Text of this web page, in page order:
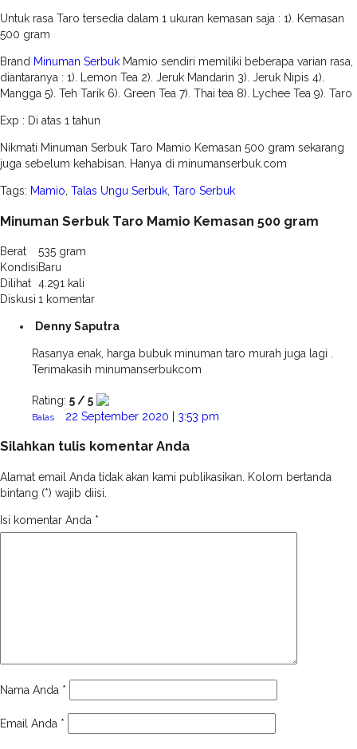
Untuk rasa Taro tersedia dalam 1 ukuran kemasan saja : 1). Kemasan
500 gram
Brand Minuman Serbuk Mamio sendiri memiliki beberapa varian rasa,
diantaranya : 1). Lemon Tea 2). Jeruk Mandarin 3). Jeruk Nipis 4).
Mangga 5). Teh Tarik 6). Green Tea 7). Thai tea 8). Lychee Tea 9). Taro
Exp : Di atas 1 tahun
Nikmati Minuman Serbuk Taro Mamio Kemasan 500 gram sekarang
juga sebelum kehabisan. Hanya di minumanserbuk.com
Tags: Mamio, Talas Ungu Serbuk, Taro Serbuk
Minuman Serbuk Taro Mamio Kemasan 500 gram
Berat
535 gram
KondisiBaru
Dilihat 4.291 kali
Diskusi 1 komentar
Denny Saputra
Rasanya enak, harga bubuk minuman taro murah juga lagi .
Terimakasih minumanserbukcom
Rating: 5 / 5
Balas 22 September 2020 | 3:53 pm
Silahkan tulis komentar Anda
Alamat email Anda tidak akan kami publikasikan. Kolom bertanda
bintang (*) wajib diisi.
Isi komentar Anda *
Nama Anda *
Email Anda *